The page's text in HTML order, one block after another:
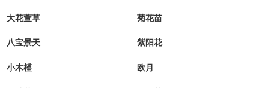
大花萱草 菊花苗
八宝景天 紫阳花
小木槿 欧月